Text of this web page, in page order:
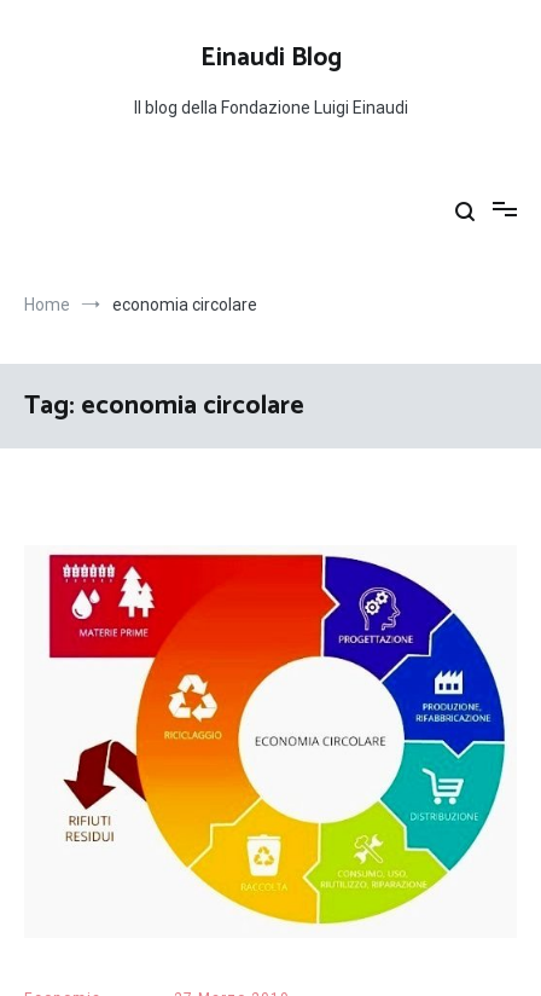
Einaudi Blog
Il blog della Fondazione Luigi Einaudi
Home economia circolare
Tag:economia circolare